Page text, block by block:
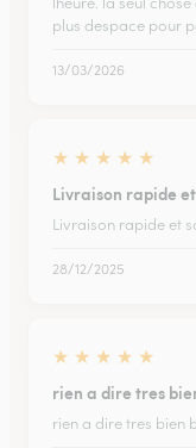
plus despace pour
13/03/2026
★ ★ ★ ★ ★
Livraison rapide
Livraison rapide et
28/12/2025
★ ★ ★ ★ ★
rien a dire tres
rien a dire tres bien